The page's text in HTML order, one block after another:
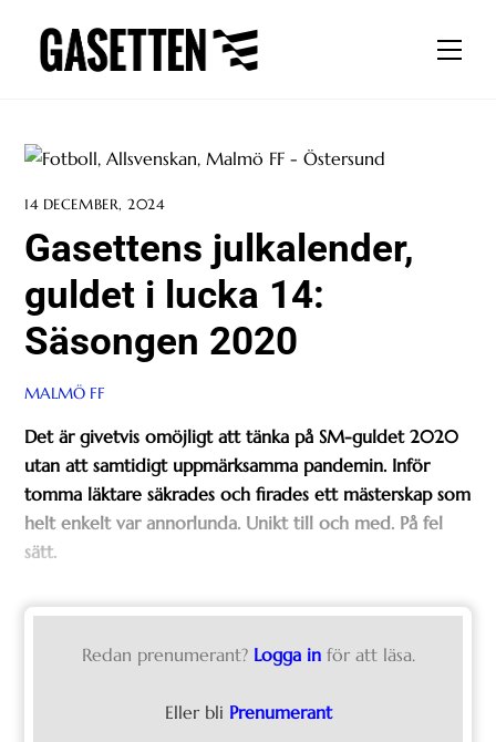
content
14 DECEMBER, 2024
Gasettens julkalender,
guldet i lucka 14:
Säsongen 2020
MALMÖ FF
Det är givetvis omöjligt att tänka på SM-guldet 2020
utan att samtidigt uppmärksamma pandemin. Inför
tomma läktare säkrades och firades ett mästerskap som
helt enkelt var annorlunda. Unikt till och med. På fel
sätt.
Redan prenumerant? Logga in för att läsa.
Eller bli Prenumerant